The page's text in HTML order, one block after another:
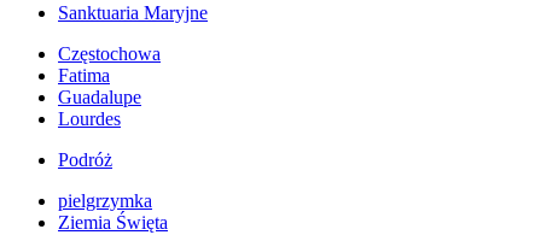
Sanktuaria Maryjne
Częstochowa
Fatima
Guadalupe
Lourdes
Podróż
pielgrzymka
Ziemia Święta